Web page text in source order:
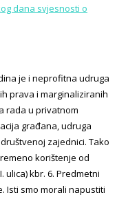
dana svjesnosti o
je i neprofitna udruga
prava i marginaliziranih
rada u privatnom
građana, udruga
zajednici. Tako
korištenje od
ulica) kbr. 6. Predmetni
Isti smo morali napustiti